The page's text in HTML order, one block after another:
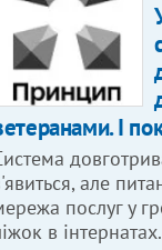
І
але
послуг у
в інтернатах.